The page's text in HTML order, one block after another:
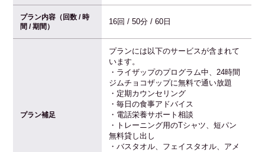
プラン内容（回数 / 時
間 / 期間）
16回 / 50分 / 60日
プラン補足
プランには以下のサービスが含まれて
います。
・ライザップのプログラム中、24時間
ジムチョコザップに無料で通い放題
・定期カウンセリング
・毎日の食事アドバイス
・電話栄養サポート相談
・トレーニング用のTシャツ、短パン
無料貸し出し
・バスタオル、フェイスタオル、アメ